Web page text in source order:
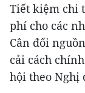
Tiết kiệm chi
phí cho các
Cân đối
cải cách
hội theo Nghị